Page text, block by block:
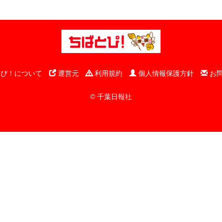
！について 運営元 利用規約 個人情報保護方針 お
© 千葉日報社